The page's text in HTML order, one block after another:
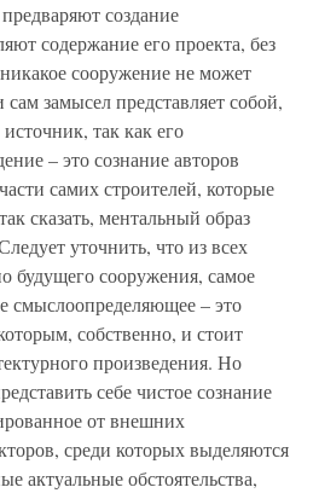
создание
содержание его проекта, без
сооружение не может
замысел представляет собой,
так как его
– это сознание авторов
самих строителей, которые
сказать, ментальный образ
уточнить, что из всех
будущего сооружения, самое
смыслоопределяющее – это
собственно, и стоит
произведения. Но
себе чистое сознание
от внешних
среди которых выделяются
актуальные обстоятельства,